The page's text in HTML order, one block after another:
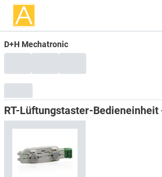
D+H Mechatronic
RT-Lüftungstaster-Bedieneinheit